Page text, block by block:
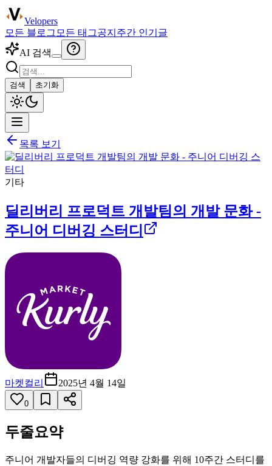
Velopers
모든 블로그 모든 태그공지 주간 인기글
AI 검색
검색 초기화
목록 보기
기타
딜리버리 프로덕트 개발팀의 개발 문화 -
주니어 디버깅 스터디
마켓컬리 2025년 4월 14일
0
두줄요약
주니어 개발자들의 디버깅 역량 강화를 위해 10주간 스터디를